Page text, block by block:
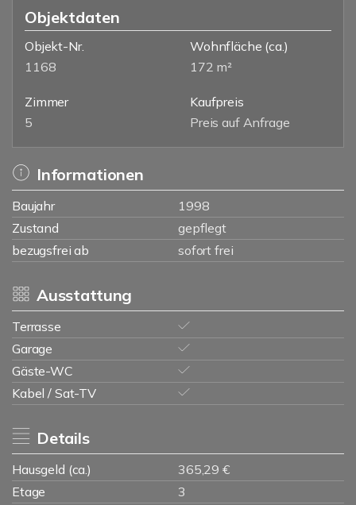
Objektdaten
Objekt-Nr.
1168
Wohnfläche (ca.)
172 m²
Zimmer
5
Kaufpreis
Preis auf Anfrage
Informationen
Baujahr
1998
Zustand
gepflegt
bezugsfrei ab
sofort frei
Ausstattung
Terrasse
Garage
Gäste-WC
Kabel / Sat-TV
Details
Hausgeld (ca.)
365,29 €
Etage
3